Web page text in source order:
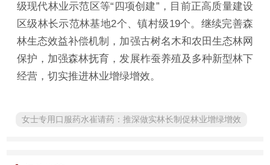
级现代林业示范区等“四项创建”，目前正高质量建设
区级林长示范林基地2个、镇村级19个。继续完善森
林生态效益补偿机制，加强古树名木和农田生态林网
保护，加强森林抚育，发展柞蚕养殖及多种新型林下
经营，切实推进林业增绿增效。
女士专用口服药水崔请药：推深做实林长制促林业增绿增效